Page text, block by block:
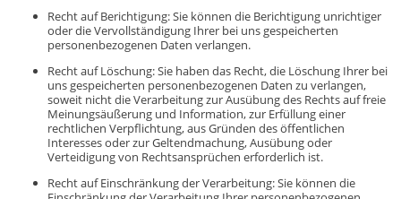
Recht auf Berichtigung: Sie können die Berichtigung unrichtiger
oder die Vervollständigung Ihrer bei uns gespeicherten
personenbezogenen Daten verlangen.
Recht auf Löschung: Sie haben das Recht, die Löschung Ihrer bei
uns gespeicherten personenbezogenen Daten zu verlangen,
soweit nicht die Verarbeitung zur Ausübung des Rechts auf freie
Meinungsäußerung und Information, zur Erfüllung einer
rechtlichen Verpflichtung, aus Gründen des öffentlichen
Interesses oder zur Geltendmachung, Ausübung oder
Verteidigung von Rechtsansprüchen erforderlich ist.
Recht auf Einschränkung der Verarbeitung: Sie können die